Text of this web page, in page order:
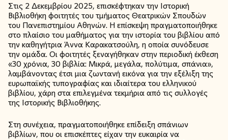
Στις 2 Δεκεμβρίου 2025, επισκέφτηκαν την Ιστορική
Βιβλιοθήκη φοιτητές του τμήματος Θεατρικών Σπουδών
του Πανεπιστημίου Αθηνών. Η επίσκεψη πραγματοποιήθηκε
στο πλαίσιο του μαθήματος για την ιστορία του βιβλίου από
την καθηγήτρια Άννα Καρακατσούλη, η οποία συνόδευσε
την ομάδα. Οι φοιτητές ξεναγήθηκαν στην περιοδική έκθεση
«30 χρόνια, 30 βιβλία: Μικρά, μεγάλα, πολύτιμα, σπάνια»,
λαμβάνοντας έτσι μια ζωντανή εικόνα για την εξέλιξη της
ευρωπαϊκής τυπογραφίας και ιδιαίτερα του ελληνικού
βιβλίου, χάρη στα επιλεγμένα τεκμήρια από τις συλλογές
της Ιστορικής Βιβλιοθήκης.
Στη συνέχεια, πραγματοποιήθηκε επίδειξη σπάνιων
βιβλίων, που οι επισκέπτες είχαν την ευκαιρία να